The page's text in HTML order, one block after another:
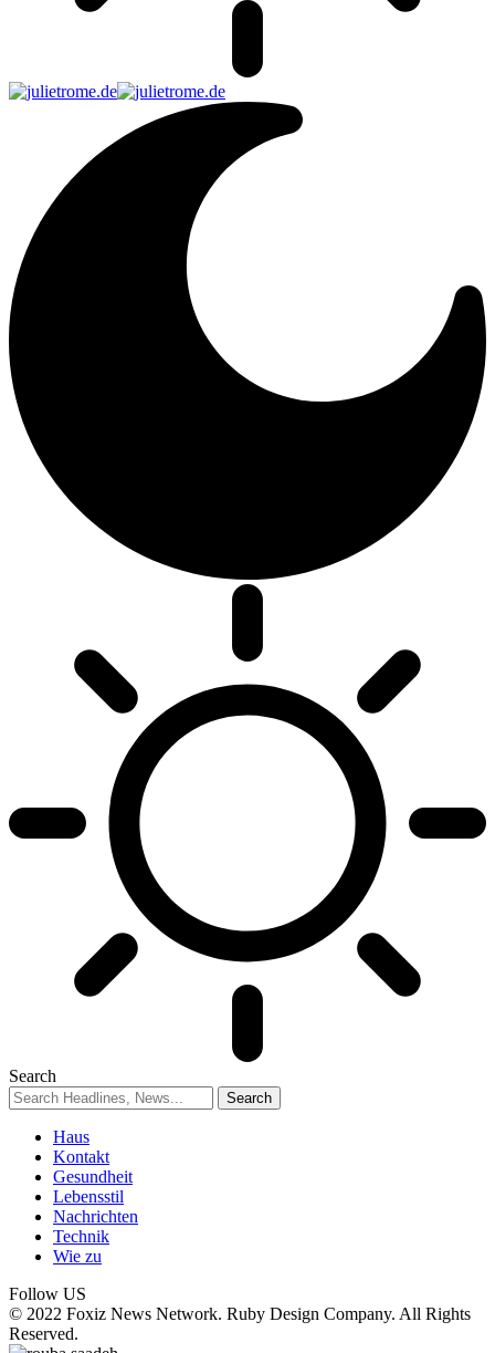
Search
Haus
Kontakt
Gesundheit
Lebensstil
Nachrichten
Technik
Wie zu
Follow US
© 2022 Foxiz News Network. Ruby Design Company. All Rights
Reserved.